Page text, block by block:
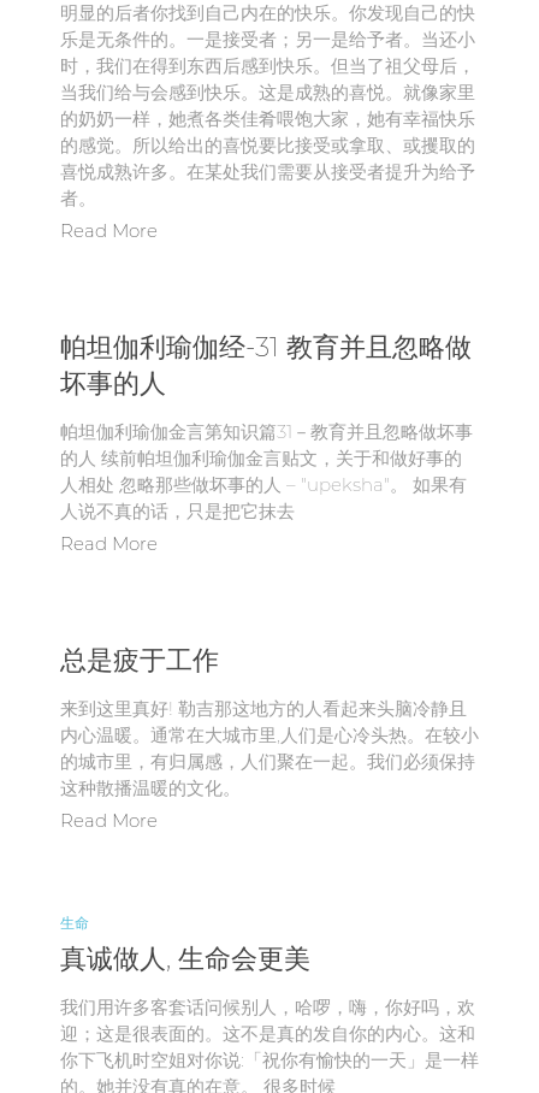
明显的后者你找到自己内在的快乐。你发现自己的快
乐是无条件的。一是接受者；另一是给予者。当还小
时，我们在得到东西后感到快乐。但当了祖父母后，
当我们给与会感到快乐。这是成熟的喜悦。就像家里
的奶奶一样，她煮各类佳肴喂饱大家，她有幸福快乐
的感觉。所以给出的喜悦要比接受或拿取、或攫取的
喜悦成熟许多。在某处我们需要从接受者提升为给予
者。
Read More
帕坦伽利瑜伽经-31 教育并且忽略做
坏事的人
帕坦伽利瑜伽金言第知识篇31－教育并且忽略做坏事
的人 续前帕坦伽利瑜伽金言贴文，关于和做好事的
人相处 忽略那些做坏事的人 – "upeksha"。 如果有
人说不真的话，只是把它抹去
Read More
总是疲于工作
来到这里真好! 勒吉那这地方的人看起来头脑冷静且
内心温暖。通常在大城市里,人们是心冷头热。在较小
的城市里，有归属感，人们聚在一起。我们必须保持
这种散播温暖的文化。
Read More
生命
真诚做人, 生命会更美
我们用许多客套话问候别人，哈啰，嗨，你好吗，欢
迎；这是很表面的。这不是真的发自你的内心。这和
你下飞机时空姐对你说:「祝你有愉快的一天」是一样
的。她并没有真的在意。 很多时候